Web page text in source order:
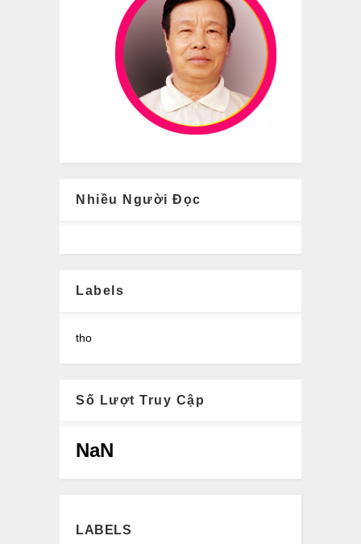
Nhiều Người Đọc
Labels
tho
Số Lượt Truy Cập
NaN
LABELS